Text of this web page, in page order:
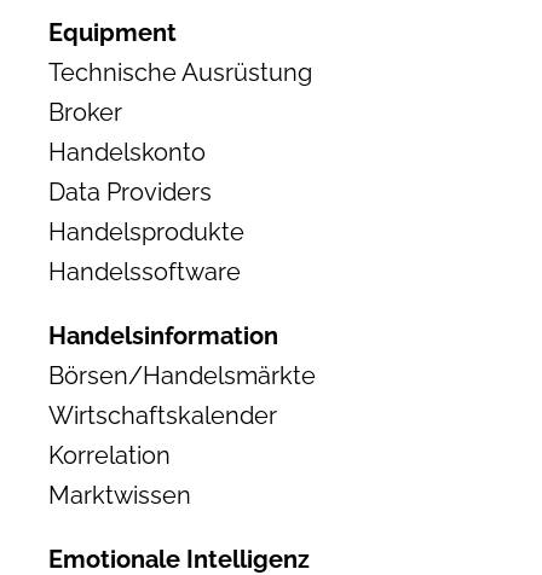
Equipment
Technische Ausrüstung
Broker
Handelskonto
Data Providers
Handelsprodukte
Handelssoftware
Handelsinformation
Börsen/Handelsmärkte
Wirtschaftskalender
Korrelation
Marktwissen
Emotionale Intelligenz